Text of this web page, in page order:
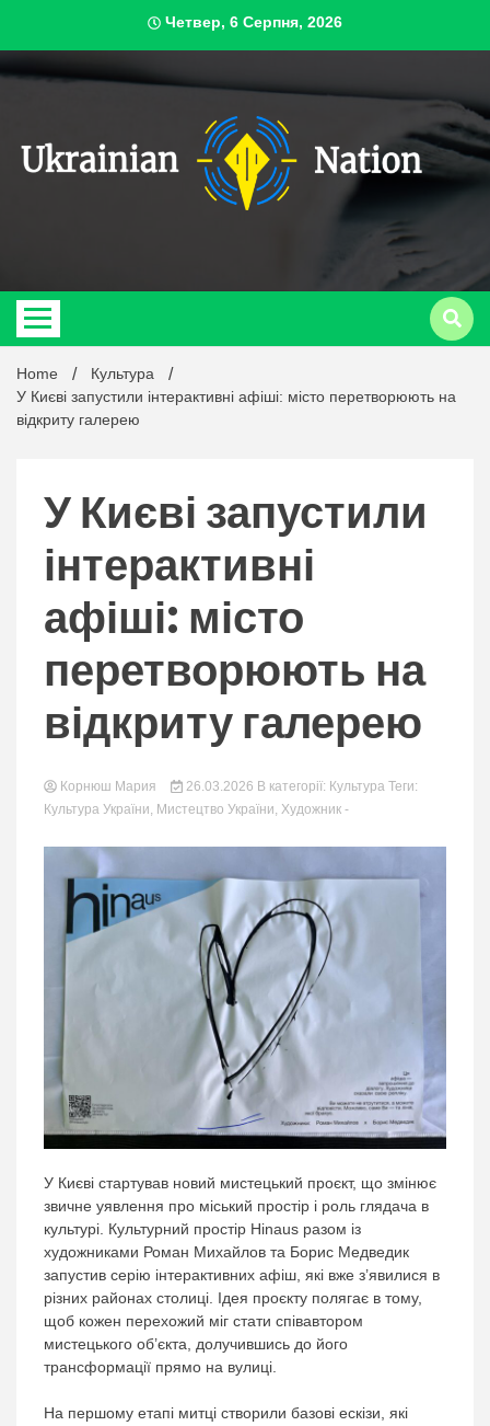
content
Четвер, 6 Серпня, 2026
Home
Культура
У Києві запустили інтерактивні афіші: місто перетворюють на
відкриту галерею
У Києві запустили
інтерактивні
афіші: місто
перетворюють на
відкриту галерею
Корнюш Мария 26.03.2026 В категорії: Культура Теги:
Культура України, Мистецтво України, Художник -
У Києві стартував новий мистецький проєкт, що змінює
звичне уявлення про міський простір і роль глядача в
культурі. Культурний простір Hinaus разом із
художниками Роман Михайлов та Борис Медведик
запустив серію інтерактивних афіш, які вже з’явилися в
різних районах столиці. Ідея проєкту полягає в тому,
щоб кожен перехожий міг стати співавтором
мистецького об’єкта, долучившись до його
трансформації прямо на вулиці.
На першому етапі митці створили базові ескізи, які